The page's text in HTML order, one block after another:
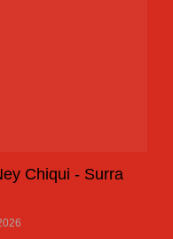
Chiqui - Surra